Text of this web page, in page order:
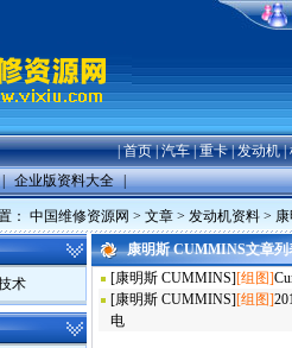
|首页|汽车|重卡|发动机|
| 企业版资料大全 |
： 中国维修资源网 > 文章 > 发动机资料 >
术
康明斯 CUMMINS文章列
[康明斯 CUMMINS][组图]
[康明斯 CUMMINS][组图]
电